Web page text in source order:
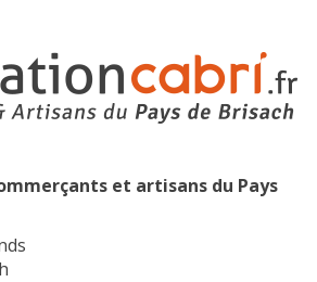
et artisans du Pays